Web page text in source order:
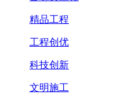
精品工程
工程创优
科技创新
文明施工